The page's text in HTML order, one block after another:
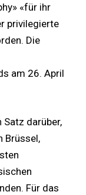
«für ihr
privilegierte
Die
am 26. April
darüber,
Brüssel,
Für das